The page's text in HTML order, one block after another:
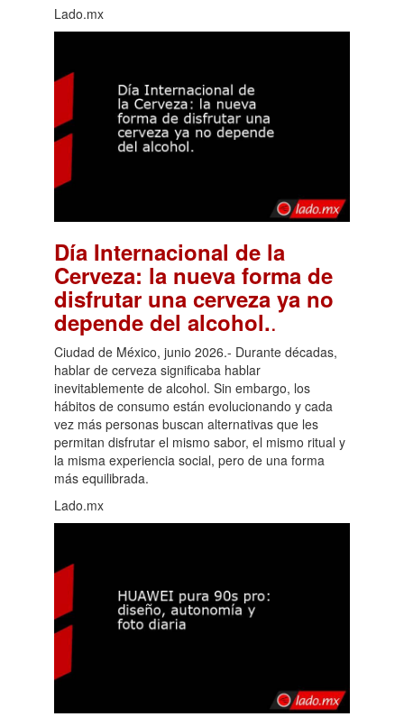
Lado.mx
Día Internacional de la
Cerveza: la nueva forma de
disfrutar una cerveza ya no
depende del alcohol..
Ciudad de México, junio 2026.- Durante décadas,
hablar de cerveza significaba hablar
inevitablemente de alcohol. Sin embargo, los
hábitos de consumo están evolucionando y cada
vez más personas buscan alternativas que les
permitan disfrutar el mismo sabor, el mismo ritual y
la misma experiencia social, pero de una forma
más equilibrada.
Lado.mx